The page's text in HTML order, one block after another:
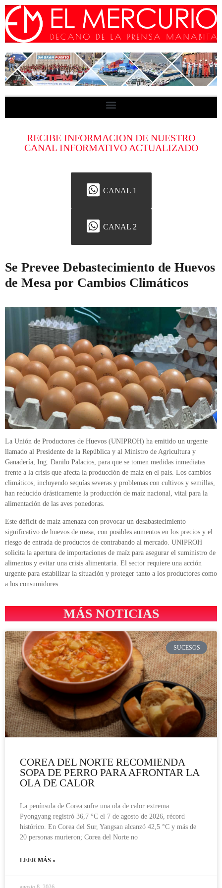
RECIBE INFORMACION DE NUESTRO
CANAL INFORMATIVO ACTUALIZADO
CANAL 1
CANAL 2
Se Prevee Debastecimiento de Huevos
de Mesa por Cambios Climáticos
La Unión de Productores de Huevos (UNIPROH) ha emitido un urgente
llamado al Presidente de la República y al Ministro de Agricultura y
Ganadería, Ing. Danilo Palacios, para que se tomen medidas inmediatas
frente a la crisis que afecta la producción de maíz en el país. Los cambios
climáticos, incluyendo sequías severas y problemas con cultivos y semillas,
han reducido drásticamente la producción de maíz nacional, vital para la
alimentación de las aves ponedoras.
Este déficit de maíz amenaza con provocar un desabastecimiento
significativo de huevos de mesa, con posibles aumentos en los precios y el
riesgo de entrada de productos de contrabando al mercado. UNIPROH
solicita la apertura de importaciones de maíz para asegurar el suministro de
alimentos y evitar una crisis alimentaria. El sector requiere una acción
urgente para estabilizar la situación y proteger tanto a los productores como
a los consumidores.
MÁS NOTICIAS
SUCESOS
COREA DEL NORTE RECOMIENDA
SOPA DE PERRO PARA AFRONTAR LA
OLA DE CALOR
La península de Corea sufre una ola de calor extrema.
Pyongyang registró 36,7 °C el 7 de agosto de 2026, récord
histórico. En Corea del Sur, Yangsan alcanzó 42,5 °C y más de
20 personas murieron; Corea del Norte no
LEER MÁS »